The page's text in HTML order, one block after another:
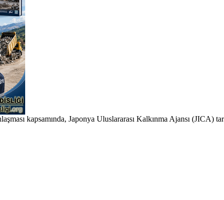
kapsamında, Japonya Uluslararası Kalkınma Ajansı (JICA)